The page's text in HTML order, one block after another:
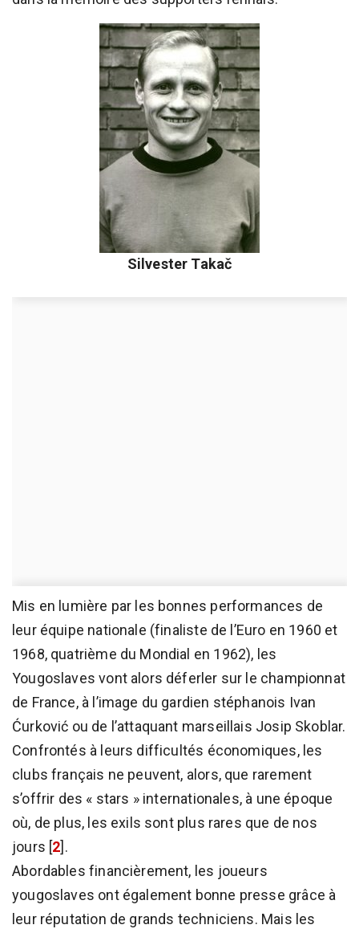
Silvester Takač
Mis en lumière par les bonnes performances de
leur équipe nationale (finaliste de l’Euro en 1960 et
1968, quatrième du Mondial en 1962), les
Yougoslaves vont alors déferler sur le championnat
de France, à l’image du gardien stéphanois Ivan
Ćurković ou de l’attaquant marseillais Josip Skoblar.
Confrontés à leurs difficultés économiques, les
clubs français ne peuvent, alors, que rarement
s’offrir des « stars » internationales, à une époque
où, de plus, les exils sont plus rares que de nos
jours [2] .
Abordables financièrement, les joueurs
yougoslaves ont également bonne presse grâce à
leur réputation de grands techniciens. Mais les